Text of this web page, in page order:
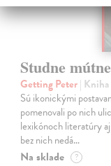
Studne mútne
Getting Peter| Kniha
Sú ikonickými
pomenovali po nich
lexikónoch literatúry
bez nich nedá…
Na sklade ?